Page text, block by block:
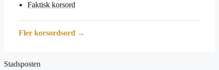
Faktisk korsord
Fler korsordsord →
Stadsposten